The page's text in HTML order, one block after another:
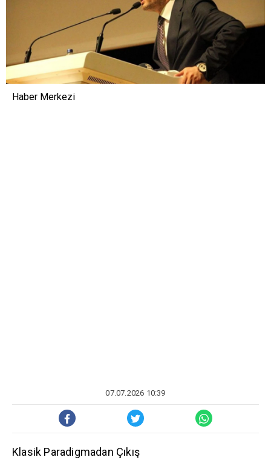
Haber Merkezi
07.07.2026 10:39
Klasik Paradigmadan Çıkış